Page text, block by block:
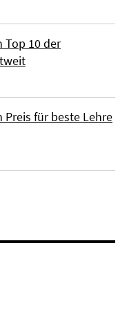
Top 10 der
Preis für beste Lehre